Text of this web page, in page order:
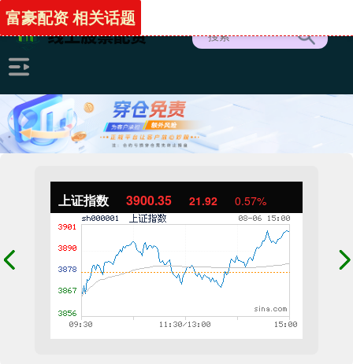
上证指数 3900.35 21.92 0.57%
富豪配资 相关话题